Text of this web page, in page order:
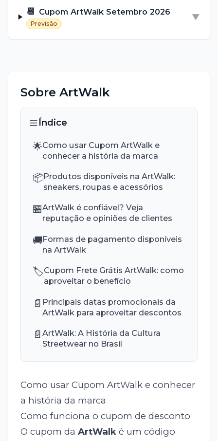
📆 CupomArtWalk Setembro 2026
Previsão
▼
Sobre ArtWalk
Índice
🌟Como usar Cupom ArtWalk e
conhecer a história da marca
📦Produtos disponíveis na ArtWalk:
sneakers, roupas e acessórios
🏪ArtWalk é confiável? Veja
reputação e opiniões de clientes
🚚Formas de pagamento disponíveis
na ArtWalk
🏷️Cupom Frete Grátis ArtWalk: como
aproveitar o benefício
📄 Principais datas promocionais da
ArtWalk para aproveitar descontos
📄ArtWalk: A História da Cultura
Streetwear no Brasil
Como usar Cupom ArtWalk e conhecer
a história da marca
Como funciona o cupom de desconto
O cupom da ArtWalké um código